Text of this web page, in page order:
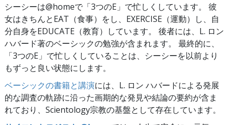
シーシーは@homeで「3つのE」で忙しくしています。 彼
女はきちんとEAT（食事）をし、EXERCISE（運動）し、自
分自身をEDUCATE（教育）しています。 後者には、L. ロン
ハバード著のベーシックの勉強が含まれます。 最終的に、
「3つのE」で忙しくしていることは、シーシーを以前より
もずっと良い状態にします。
ベーシックの書籍と講演には、L. ロン ハバードによる発展
的な調査の軌跡に沿った画期的な発見や結論の要約が含ま
れており、Scientology宗教の基盤として存在しています。